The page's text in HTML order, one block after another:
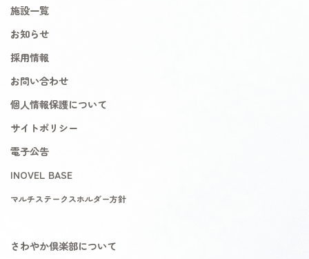
施設一覧
お知らせ
採用情報
お問い合わせ
個人情報保護について
サイトポリシー
電子公告
INOVEL BASE
マルチステークスホルダー方針
さわやか倶楽部について